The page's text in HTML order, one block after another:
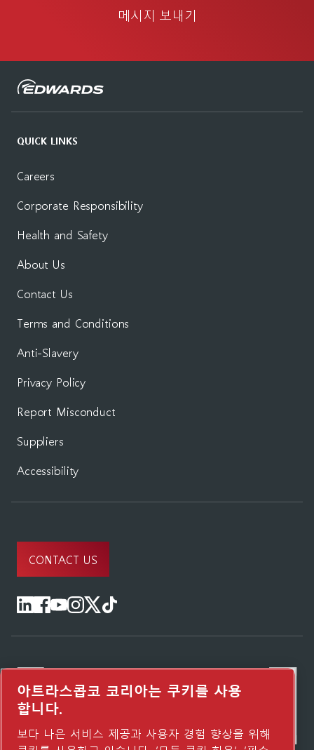
메시지 보내기
QUICK LINKS
Careers
Corporate Responsibility
Health and Safety
About Us
Contact Us
Terms and Conditions
Anti-Slavery
Privacy Policy
Report Misconduct
Suppliers
Accessibility
CONTACT US
아트라스콥코 코리아는 쿠키를 사용
합니다.
보다 나은 서비스 제공과 사용자 경험 향상을 위해